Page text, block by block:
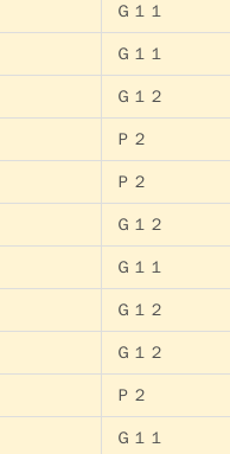
Ｇ１１
Ｇ１１
Ｇ１２
Ｐ２
Ｐ２
Ｇ１２
Ｇ１１
Ｇ１２
Ｇ１２
Ｐ２
Ｇ１１